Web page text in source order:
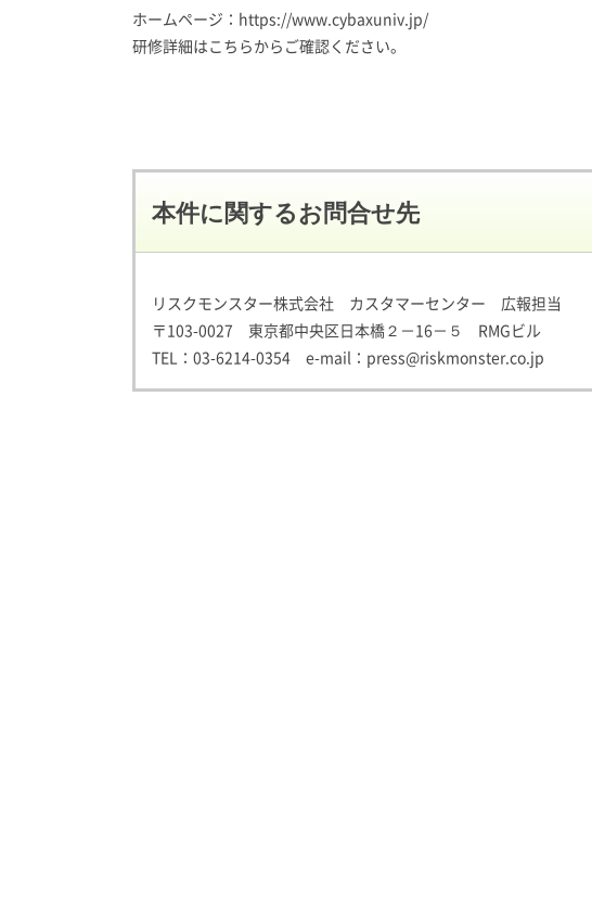
ホームページ： https://www.cybaxuniv.jp/
研修詳細はこちらからご確認ください。
本件に関するお問合せ先
リスクモンスター株式会社 カスタマーセンター 広報担当
〒103-0027 東京都中央区日本橋２－16－５ RMGビル
TEL： 03-6214-0354 e-mail： press@riskmonster.co.jp